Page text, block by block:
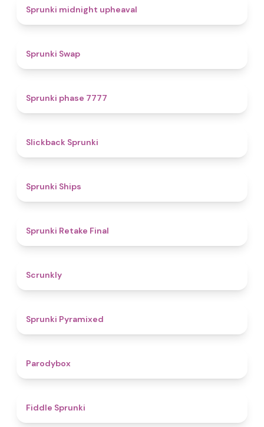
Sprunki midnight upheaval
Sprunki Swap
Sprunki phase 7777
Slickback Sprunki
Sprunki Ships
Sprunki Retake Final
Scrunkly
Sprunki Pyramixed
Parodybox
Fiddle Sprunki